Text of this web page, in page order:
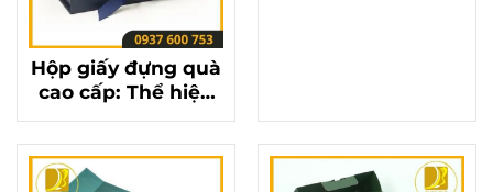
Hộp giấy đựng quà
cao cấp: Thể hiện
sự tinh tế và sang
trọng